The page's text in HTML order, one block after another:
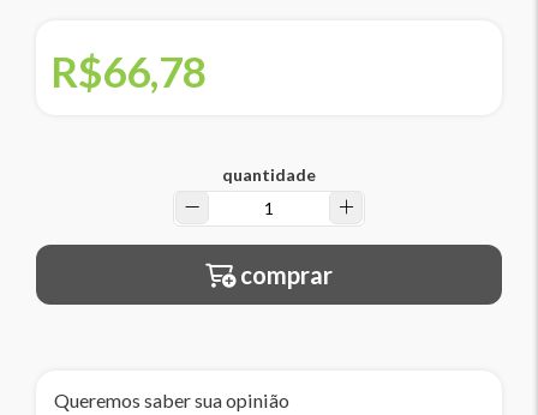
R$66,78
quantidade
comprar
Queremos saber sua opinião